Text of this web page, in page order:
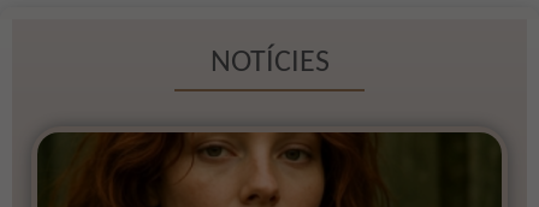
NOTÍCIES